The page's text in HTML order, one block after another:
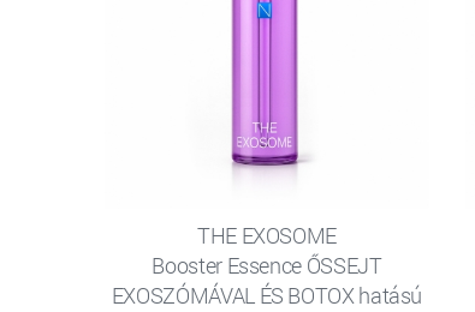
THE EXOSOME
Booster Essence ŐSSEJT
EXOSZÓMÁVAL ÉS BOTOX hatású